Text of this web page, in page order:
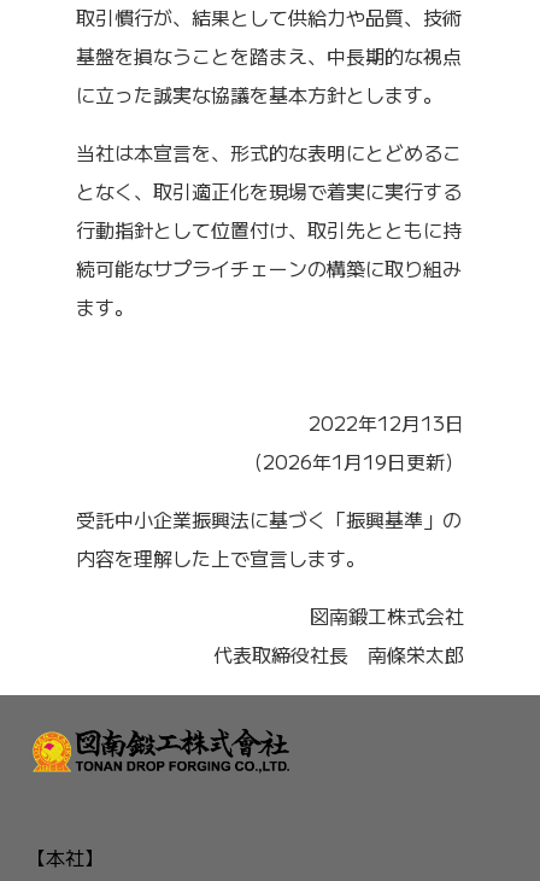
取引慣行が、結果として供給力や品質、技術
基盤を損なうことを踏まえ、中⾧期的な視点
に立った誠実な協議を基本方針とします。
当社は本宣言を、形式的な表明にとどめるこ
となく、取引適正化を現場で着実に実行する
行動指針として位置付け、取引先とともに持
続可能なサプライチェーンの構築に取り組み
ます。
2022年12月13日
（2026年1月19日更新）
受託中小企業振興法に基づく「振興基準」の
内容を理解した上で宣言します。
図南鍛工株式会社
代表取締役社長 南條栄太郎
【本社】